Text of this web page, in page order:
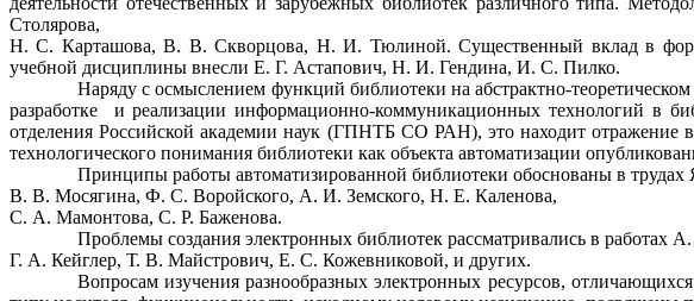
Столярова,
Н. С. Карташова, В. В. Скворцова, Н. И. Тюлиной.Существенный вклад в
учебной дисциплины внесли Е. Г. Астапович, Н. И. Гендина, И. С. Пилко.
Наряду с осмыслением функций библиотеки на абстрактно-
разработке
и реализацииинформационно-коммуникационных технологий в
отделения Российской академии наук (ГПНТБ СО РАН), это находит отражение
технологического понимания библиотеки как объекта автоматизации
Принципы работы автоматизированной библиотеки обоснованы в
В. В. Мосягина, Ф. С. Воройского, А. И. Земского, Н. Е. Каленова,
С. А. Мамонтова, С. Р. Баженова.
Проблемы создания электронных библиотек рассматривались в
Г. А. Кейглер, Т. В. Майстрович, Е. С. Кожевниковой, и других.
Вопросам изучения разнообразных электронных ресурсов,